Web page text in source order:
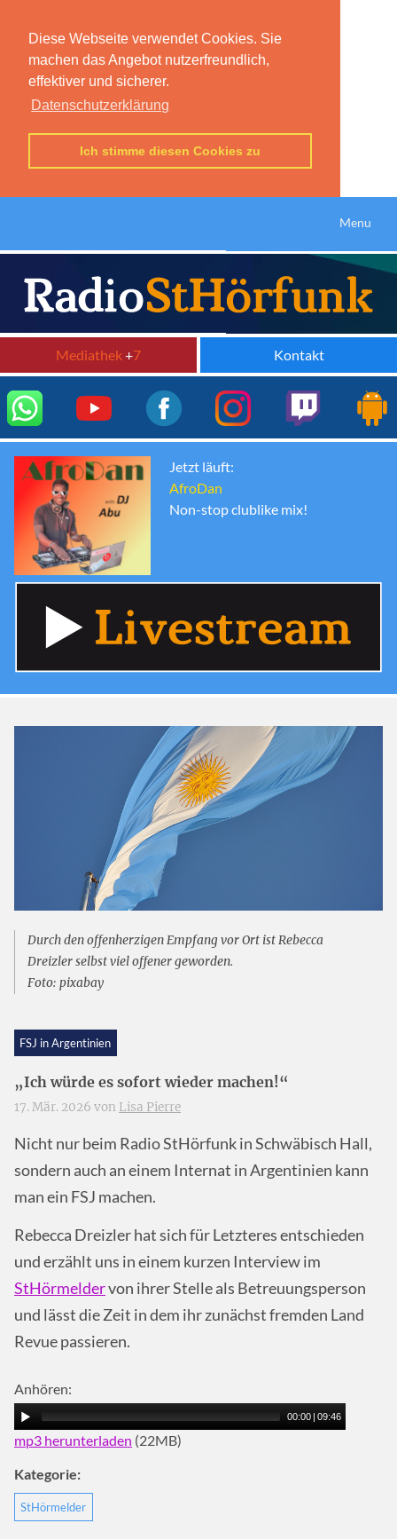
Diese Webseite verwendet Cookies. Sie
machen das Angebot nutzerfreundlich,
effektiver und sicherer.
Datenschutzerklärung
Ich stimme diesen Cookies zu
Menu
Mediathek+7 Kontakt
Jetzt läuft:
AfroDan
Non-stop clublike mix!
Durch den offenherzigen Empfang vor Ort ist Rebecca
Dreizler selbst viel offener geworden.
Foto: pixabay
FSJ in Argentinien
„Ich würde es sofort wieder machen!“
17. Mär. 2026 von Lisa Pierre
Nicht nur beim Radio StHörfunk in Schwäbisch Hall,
sondern auch an einem Internat in Argentinien kann
man ein FSJ machen.
Rebecca Dreizler hat sich für Letzteres entschieden
und erzählt uns in einem kurzen Interview im
StHörmeldervon ihrer Stelle als Betreuungsperson
und lässt die Zeit in dem ihr zunächst fremden Land
Revue passieren.
Anhören:
00:00 09:46
mp3 herunterladen (22MB)
Kategorie:
StHörmelder